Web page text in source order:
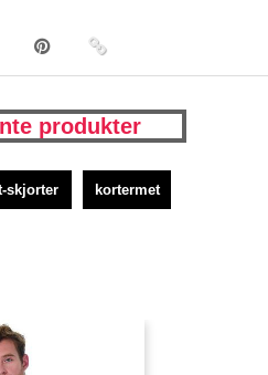
produkter
skjorter kortermet